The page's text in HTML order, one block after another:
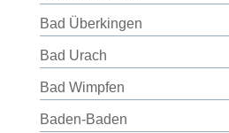
Bad Überkingen
Bad Urach
Bad Wimpfen
Baden-Baden